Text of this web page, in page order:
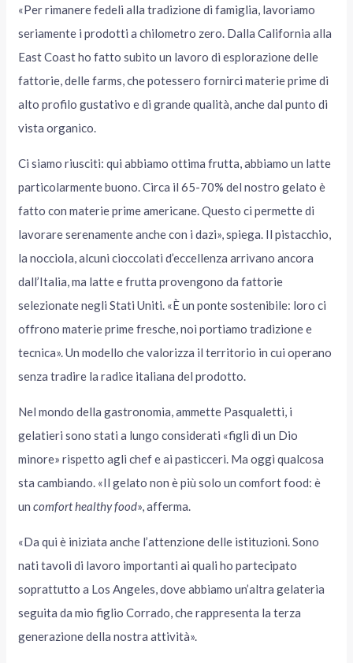
«Per rimanere fedeli alla tradizione di famiglia, lavoriamo
seriamente i prodotti a chilometro zero. Dalla California alla
East Coast ho fatto subito un lavoro di esplorazione delle
fattorie, delle farms, che potessero fornirci materie prime di
alto profilo gustativo e di grande qualità, anche dal punto di
vista organico.
Ci siamo riusciti: qui abbiamo ottima frutta, abbiamo un latte
particolarmente buono. Circa il 65-70% del nostro gelato è
fatto con materie prime americane. Questo ci permette di
lavorare serenamente anche con i dazi», spiega. Il pistacchio,
la nocciola, alcuni cioccolati d’eccellenza arrivano ancora
dall’Italia, ma latte e frutta provengono da fattorie
selezionate negli Stati Uniti. «È un ponte sostenibile: loro ci
offrono materie prime fresche, noi portiamo tradizione e
tecnica». Un modello che valorizza il territorio in cui operano
senza tradire la radice italiana del prodotto.
Nel mondo della gastronomia, ammette Pasqualetti, i
gelatieri sono stati a lungo considerati «figli di un Dio
minore» rispetto agli chef e ai pasticceri. Ma oggi qualcosa
sta cambiando. «Il gelato non è più solo un comfort food: è
uncomfort healthy food», afferma.
«Da qui è iniziata anche l’attenzione delle istituzioni. Sono
nati tavoli di lavoro importanti ai quali ho partecipato
soprattutto a Los Angeles, dove abbiamo un’altra gelateria
seguita da mio figlio Corrado, che rappresenta la terza
generazione della nostra attività».